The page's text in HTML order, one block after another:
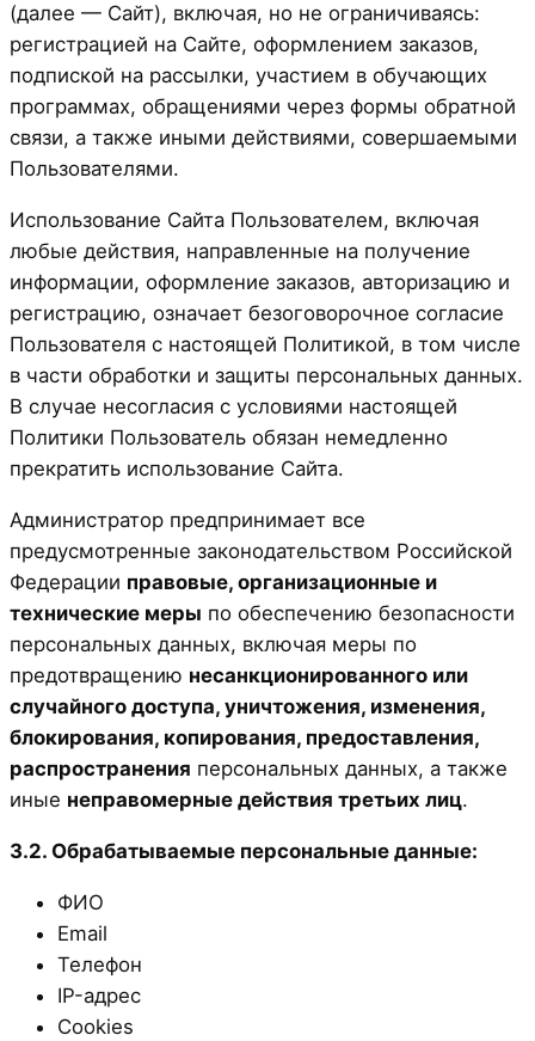
(далее — Сайт), включая, но не ограничиваясь:
регистрацией на Сайте, оформлением заказов,
подпиской на рассылки, участием в обучающих
программах, обращениями через формы обратной
связи, а также иными действиями, совершаемыми
Пользователями.
Использование Сайта Пользователем, включая
любые действия, направленные на получение
информации, оформление заказов, авторизацию и
регистрацию, означает безоговорочное согласие
Пользователя с настоящей Политикой, в том числе
в части обработки и защиты персональных данных.
В случае несогласия с условиями настоящей
Политики Пользователь обязан немедленно
прекратить использование Сайта.
Администратор предпринимает все
предусмотренные законодательством Российской
Федерации правовые, организационные и
технические меры по обеспечению безопасности
персональных данных, включая меры по
предотвращению несанкционированного или
случайного доступа, уничтожения, изменения,
блокирования, копирования, предоставления,
распространения персональных данных, а также
иные неправомерные действия третьих лиц.
3.2. Обрабатываемые персональные данные:
ФИО
Email
Телефон
IP-адрес
Cookies